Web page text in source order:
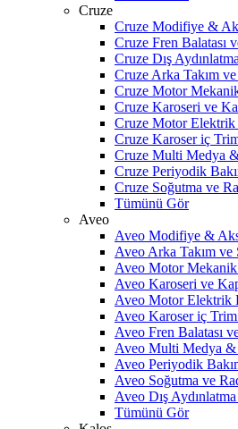
Cruze
Cruze Modifiye &
Cruze Fren Balatası
Cruze Dış
Cruze Arka Takım
Cruze Motor
Cruze Karoseri ve
Cruze Motor Elektrik
Cruze Karoser iç
Cruze Multi Medya
Cruze Periyodik
Cruze Soğutma ve
Tümünü Gör
Aveo
Aveo Modifiye &
Aveo Arka Takım ve
Aveo Motor Mekanik
Aveo Karoseri ve
Aveo Motor Elektrik
Aveo Karoser iç
Aveo Fren Balatası
Aveo Multi Medya &
Aveo Periyodik
Aveo Soğutma ve
Aveo Dış
Tümünü Gör